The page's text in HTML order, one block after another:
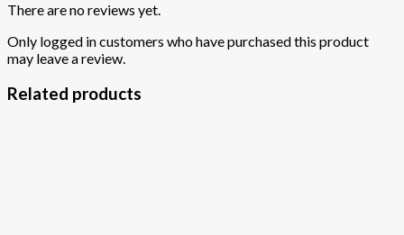
There are no reviews yet.
Only logged in customers who have purchased this product
may leave a review.
Related products